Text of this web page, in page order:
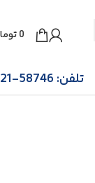
0
تلفن: 58746-021